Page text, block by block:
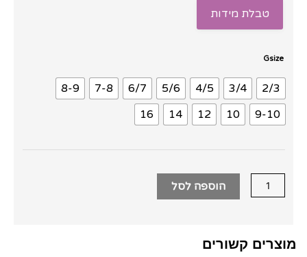
טבלת מידות
Gsize
2/3
3/4
4/5
5/6
6/7
7-8
8-9
9-10
10
12
14
16
כמות
שמלת
טפט
כפתורים
הוספה לסל
מוצרים קשורים